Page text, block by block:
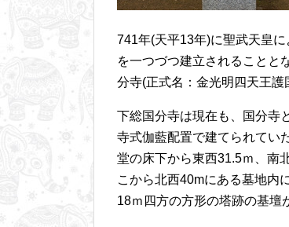
741年(天平13年)に聖武天皇
を一つづつ建立されることと
分寺(正式名：金光明四天王護
下総国分寺は現在も、国分寺
寺式伽藍配置で建てられてい
堂の床下から東西31.5ｍ、南
こから北西40mにある墓地内
18ｍ四方の方形の塔跡の基壇